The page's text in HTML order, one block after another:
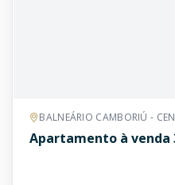
BALNEÁRIO CAMBORIÚ -
Apartamento à venda